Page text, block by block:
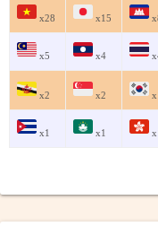
x28 x15
x5 x4
x2 x2
x1 x1